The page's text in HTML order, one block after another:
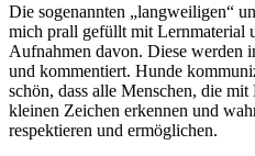
Die sogenannten „langweiligen“
mich prall gefüllt mit Lernmaterial
Aufnahmen davon. Diese werden
und kommentiert. Hunde
schön, dass alle Menschen, die
kleinen Zeichen erkennen und
respektieren und ermöglichen.